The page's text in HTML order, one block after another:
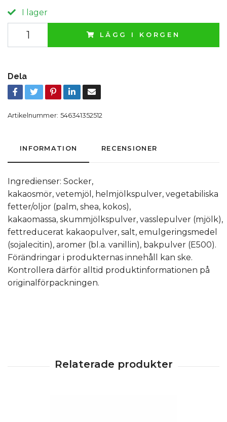
I lager
LÄGG I KORGEN
Dela
Artikelnummer: 546341352512
INFORMATION RECENSIONER
Ingredienser: Socker,
kakaosmör, vetemjöl, helmjölkspulver, vegetabiliska
fetter/oljor (palm, shea, kokos),
kakaomassa, skummjölkspulver, vasslepulver (mjölk),
fettreducerat kakaopulver, salt, emulgeringsmedel
(sojalecitin), aromer (bl.a. vanillin), bakpulver (E500).
Förändringar i produkternas innehåll kan ske.
Kontrollera därför alltid produktinformationen på
originalförpackningen.